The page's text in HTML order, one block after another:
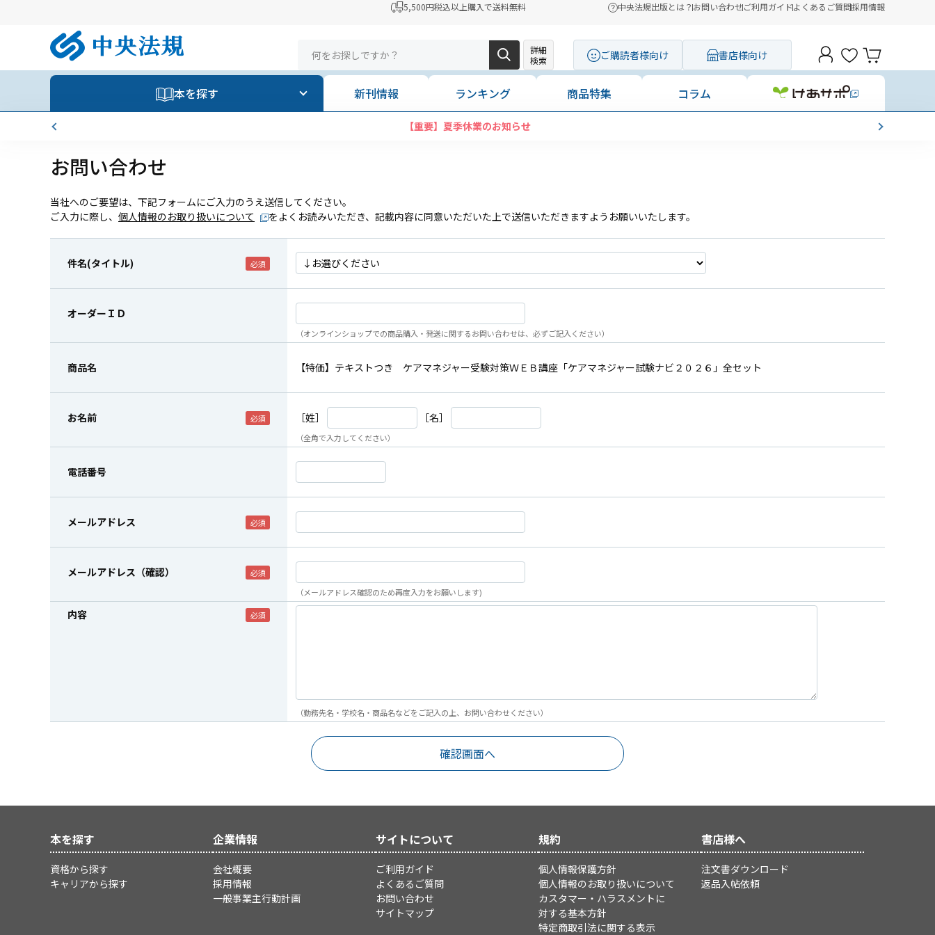
5,500円税込以上購入で送料無料 中央法規出版とは？お問い合わせご利用ガイドよくあるご質問採用情報
詳細
検索
ご購読者様向け 書店様向け
本を探す 新刊情報 ランキング 商品特集 コラム
【重要】夏季休業のお知らせ
お問い合わせ
当社へのご要望は、下記フォームにご入力のうえ送信してください。
ご入力に際し、 個人情報のお取り扱いについて をよくお読みいただき、記載内容に同意いただいた上で送信いただきますようお願いいたします。
件名(タイトル)
オーダーＩＤ
（オンラインショップでの商品購入・発送に関するお問い合わせは、必ずご記入ください）
商品名 【特価】テキストつき ケアマネジャー受験対策ＷＥＢ講座「ケアマネジャー試験ナビ２０２６」全セット
お名前 ［姓］ ［名］
（全角で入力してください）
電話番号
メールアドレス
メールアドレス（確認）
（メールアドレス確認のため再度入力をお願いします)
内容
（勤務先名・学校名・商品名などをご記入の上、お問い合わせください）
本を探す
資格から探す
キャリアから探す
企業情報
会社概要
採用情報
一般事業主行動計画
サイトについて
ご利用ガイド
よくあるご質問
お問い合わせ
サイトマップ
規約
個人情報保護方針
個人情報のお取り扱いについて
カスタマー・ハラスメントに
対する基本方針
特定商取引法に関する表示
書店様へ
注文書ダウンロード
返品入帖依頼